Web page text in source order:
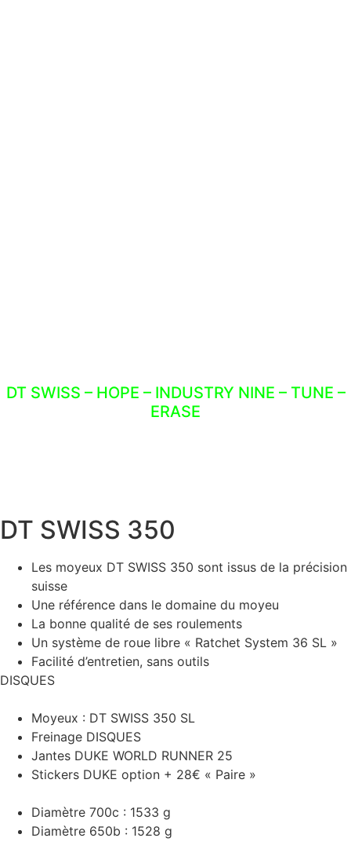
DT SWISS – HOPE – INDUSTRY NINE – TUNE –
ERASE
DT SWISS 350
Les moyeux DT SWISS 350 sont issus de la précision
suisse
Une référence dans le domaine du moyeu
La bonne qualité de ses roulements
Un système de roue libre « Ratchet System 36 SL »
Facilité d’entretien, sans outils
DISQUES
Moyeux : DT SWISS 350 SL
Freinage DISQUES
Jantes DUKE WORLD RUNNER 25
Stickers DUKE option + 28€ « Paire »
Diamètre 700c : 1533 g
Diamètre 650b : 1528 g